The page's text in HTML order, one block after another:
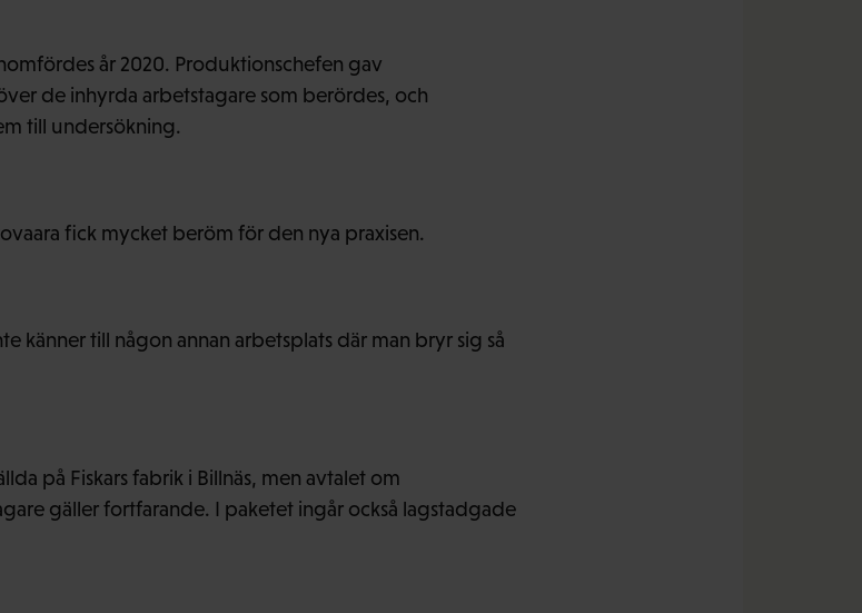
år 2020. Produktionschefen gav
de inhyrda arbetstagare som berördes, och
till undersökning.
fick mycket beröm för den nya praxisen.
känner till någon annan arbetsplats där man bryr sig så
på Fiskars fabrik i Billnäs, men avtalet om
gäller fortfarande. I paketet ingår också lagstadgade